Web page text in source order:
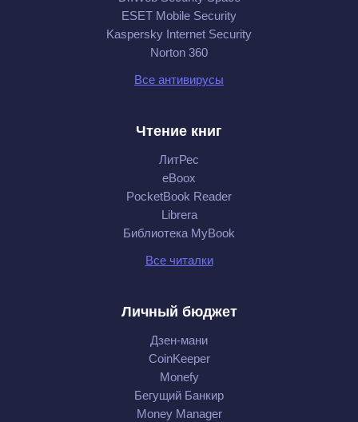
ESET Mobile Security
Kaspersky Internet Security
Norton 360
Все антивирусы
Чтение книг
ЛитРес
eBoox
PocketBook Reader
Librera
Библиотека MyBook
Все читалки
Личный бюджет
Дзен-мани
CoinKeeper
Monefy
Бегущий Банкир
Money Manager